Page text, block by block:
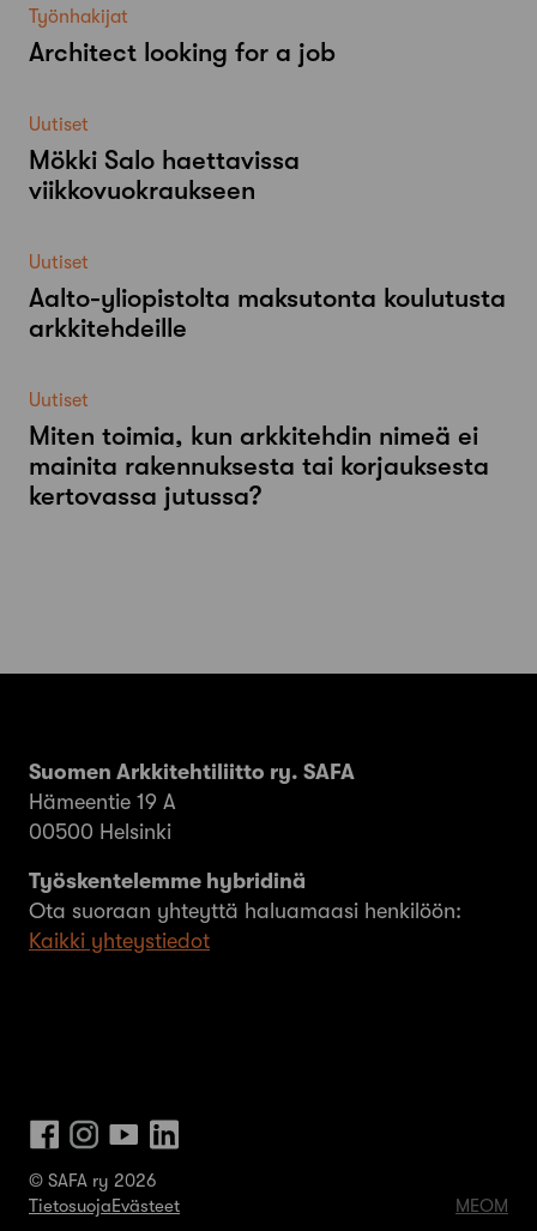
Työnhakijat
Architect looking for a job
Uutiset
Mökki Salo haettavissa
viikkovuokraukseen
Uutiset
Aalto-​yliopistolta maksutonta koulutusta
arkkitehdeille
Uutiset
Miten toimia, kun arkkitehdin nimeä ei
mainita rakennuksesta tai korjauksesta
kertovassa jutussa?
Suomen Arkkitehtiliitto ry. SAFA
Hämeentie 19 A
00500 Helsinki
Työskentelemme hybridinä
Ota suoraan yhteyttä haluamaasi henkilöön:
Kaikki yhteystiedot
© SAFA ry 2026
TietosuojaEvästeet MEOM